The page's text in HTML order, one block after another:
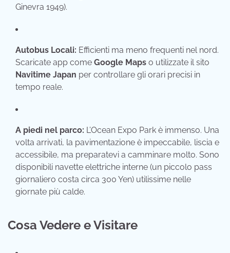
Ginevra 1949).
Autobus Locali: Efficienti ma meno frequenti nel nord.
Scaricate app come Google Maps o utilizzate il sito
Navitime Japan per controllare gli orari precisi in
tempo reale.
A piedi nel parco: L’Ocean Expo Park è immenso. Una
volta arrivati, la pavimentazione è impeccabile, liscia e
accessibile, ma preparatevi a camminare molto. Sono
disponibili navette elettriche interne (un piccolo pass
giornaliero costa circa 300 Yen) utilissime nelle
giornate più calde.
Cosa Vedere e Visitare